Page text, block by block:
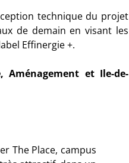
technique du projet
de demain en visant les
Effinergie +.
Aménagement et Ile-de-
The Place, campus